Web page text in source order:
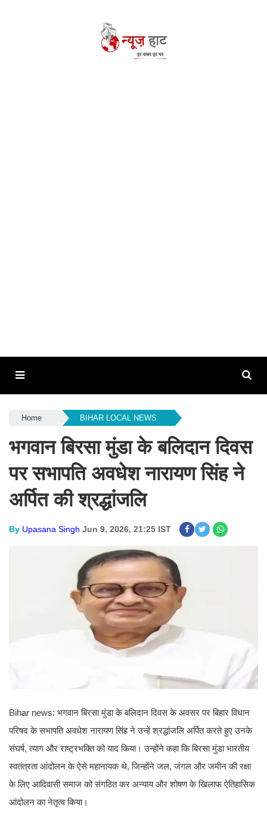
Home BIHAR LOCAL NEWS
भगवान बिरसा मुंडा के बलिदान दिवस
पर सभापति अवधेश नारायण सिंह ने
अर्पित की श्रद्धांजलि
By Upasana Singh Jun 9, 2026, 21:25 IST
Bihar news: भगवान बिरसा मुंडा के बलिदान दिवस के अवसर पर बिहार विधान
परिषद के सभापति अवधेश नारायण सिंह ने उन्हें श्रद्धांजलि अर्पित करते हुए उनके
संघर्ष, त्याग और राष्ट्रभक्ति को याद किया। उन्होंने कहा कि बिरसा मुंडा भारतीय
स्वतंत्रता आंदोलन के ऐसे महानायक थे, जिन्होंने जल, जंगल और जमीन की रक्षा
के लिए आदिवासी समाज को संगठित कर अन्याय और शोषण के खिलाफ ऐतिहासिक
आंदोलन का नेतृत्व किया।